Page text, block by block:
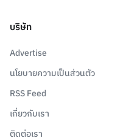
บริษัท
Advertise
นโยบายความเป็นส่วนตัว
RSS Feed
เกี่ยวกับเรา
ติดต่อเรา